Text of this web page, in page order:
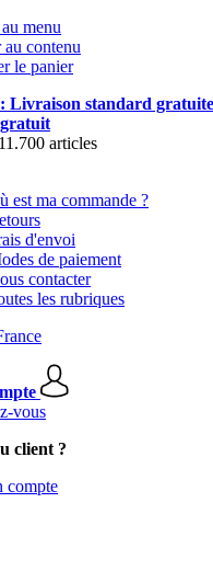
menu
au contenu
le panier
Livraison standard gratuite
articles
est ma commande ?
d'envoi
de paiement
contacter
les rubriques
vous
client ?
compte